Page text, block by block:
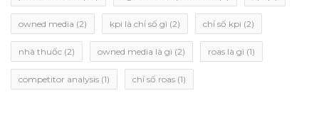
owned media (2) kpi là chỉ số gì (2) chỉ số kpi (2)
nhà thuốc (2) owned media là gì (2) roas là gì (1)
competitor analysis (1) chỉ số roas (1)